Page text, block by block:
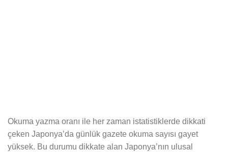
Okuma yazma oranı ile her zaman istatistiklerde dikkati
çeken Japonya’da günlük gazete okuma sayısı gayet
yüksek. Bu durumu dikkate alan Japonya’nın ulusal